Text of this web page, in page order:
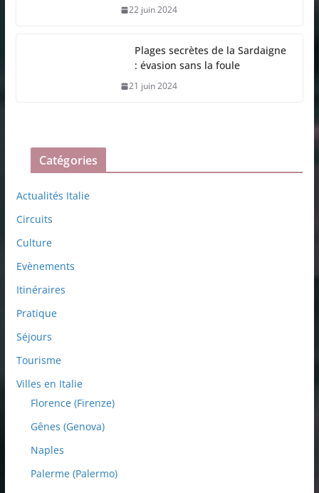
22 juin 2024
Plages secrètes de la Sardaigne
: évasion sans la foule
21 juin 2024
Catégories
Actualités Italie
Circuits
Culture
Evènements
Itinéraires
Pratique
Séjours
Tourisme
Villes en Italie
Florence (Firenze)
Gênes (Genova)
Naples
Palerme (Palermo)